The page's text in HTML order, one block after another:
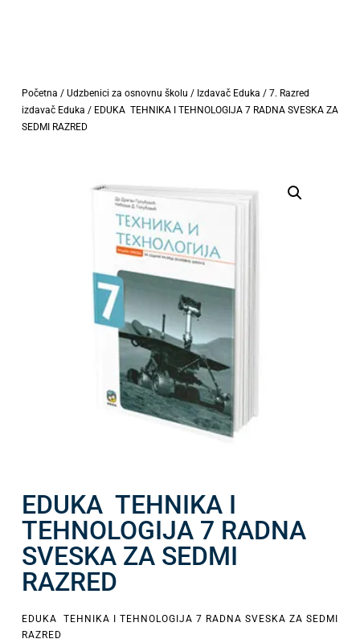
Početna / Udzbenici za osnovnu školu / Izdavač Eduka / 7. Razred
izdavač Eduka / EDUKA TEHNIKA I TEHNOLOGIJA 7 RADNA SVESKA ZA
SEDMI RAZRED
EDUKA TEHNIKA I
TEHNOLOGIJA 7 RADNA
SVESKA ZA SEDMI
RAZRED
EDUKA TEHNIKA I TEHNOLOGIJA 7 RADNA SVESKA ZA SEDMI
RAZRED